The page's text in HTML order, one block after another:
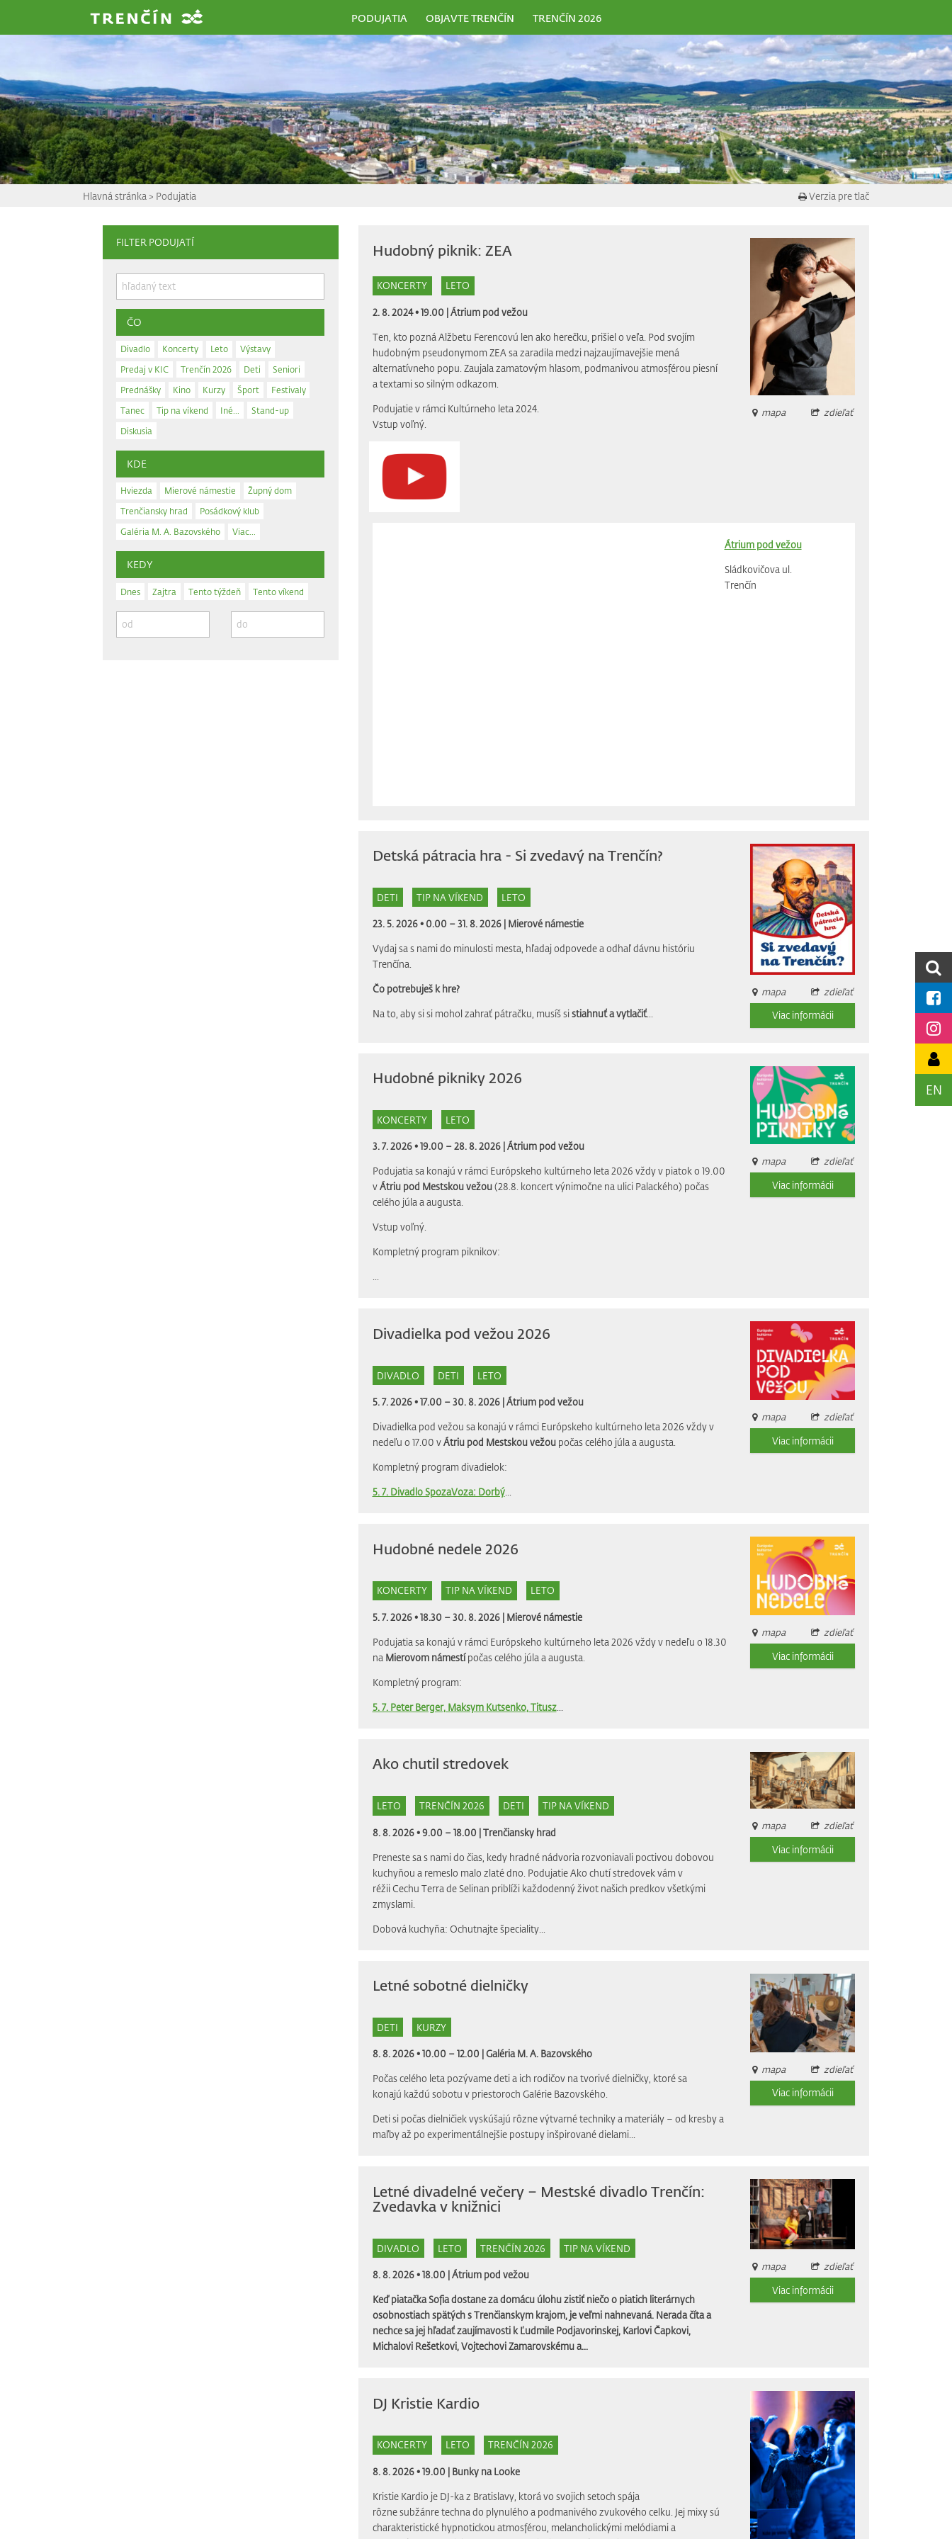
EN
PODUJATIA OBJAVTE TRENČÍN TRENČÍN 2026
Hlavná stránka > Podujatia Verzia pre tlač
FILTER PODUJATÍ
ČO
Divadlo Koncerty Leto
Výstavy
Predaj v KIC
Trenčín 2026 Deti
Seniori
Prednášky
Kino Kurzy Šport
Festivaly
Tanec
Tip na víkend Iné...
Stand-up
Diskusia
KDE
Hviezda Mierové námestie
Župný dom
Trenčiansky hrad
Posádkový klub
Galéria M. A. Bazovského
Viac...
KEDY
Dnes Zajtra Tento týždeň Tento víkend
Hudobný piknik: ZEA
KONCERTY LETO
2. 8. 2024 • 19.00 |Átrium pod vežou
Ten, kto pozná Alžbetu Ferencovú len ako herečku, prišiel o veľa. Pod svojím
hudobným pseudonymom ZEA sa zaradila medzi najzaujímavejšie mená
alternatívneho popu. Zaujala zamatovým hlasom, podmanivou atmosférou piesní
a textami so silným odkazom.
Podujatie v rámci Kultúrneho leta 2024.
Vstup voľný.
mapa zdieľať
Átrium pod vežou
Sládkovičova ul.
Trenčín
Detská pátracia hra - Si zvedavý na Trenčín?
DETI TIP NA VÍKEND LETO
23. 5. 2026 • 0.00 – 31. 8. 2026 | Mierové námestie
Vydaj sa s nami do minulosti mesta, hľadaj odpovede a odhaľ dávnu históriu
Trenčína.
Čo potrebuješ k hre?
Na to, aby si si mohol zahrať pátračku, musíš sistiahnuť a vytlačiť...
mapa
zdieľať
Viac informácii
Hudobné pikniky 2026
KONCERTY LETO
3. 7. 2026 • 19.00 – 28. 8. 2026 |Átrium pod vežou
Podujatia sa konajú v rámci Európskeho kultúrneho leta 2026 vždy v piatok o 19.00
vÁtriu pod Mestskou vežou(28.8. koncert výnimočne na ulici Palackého) počas
celého júla a augusta.
Vstup voľný.
Kompletný program piknikov:
mapa
zdieľať
Viac informácii
Divadielka pod vežou 2026
DIVADLO DETI LETO
5. 7. 2026 • 17.00 – 30. 8. 2026 |Átrium pod vežou
Divadielka pod vežou sa konajú v rámci Európskeho kultúrneho leta 2026 vždy v
nedeľu o 17.00 vÁtriu pod Mestskou vežoupočas celého júla a augusta.
Kompletný program divadielok:
5. 7. Divadlo SpozaVoza: Dorbý...
mapa
zdieľať
Viac informácii
Hudobné nedele 2026
KONCERTY TIP NA VÍKEND LETO
5. 7. 2026 • 18.30 – 30. 8. 2026 | Mierové námestie
Podujatia sa konajú v rámci Európskeho kultúrneho leta 2026 vždy v nedeľu o 18.30
na Mierovom námestípočas celého júla a augusta.
Kompletný program:
5. 7. Peter Berger, Maksym Kutsenko, Titusz...
mapa
zdieľať
Viac informácii
Ako chutil stredovek
LETO TRENČÍN 2026 DETI TIP NA VÍKEND
8. 8. 2026 • 9.00 – 18.00 |Trenčiansky hrad
Preneste sa s nami do čias, kedy hradné nádvoria rozvoniavali poctivou dobovou
kuchyňou a remeslo malo zlaté dno. Podujatie Ako chutí stredovek vám v
réžii Cechu Terra de Selinan priblíži každodenný život našich predkov všetkými
zmyslami.
Dobová kuchyňa: Ochutnajte špeciality...
mapa
zdieľať
Viac informácii
Letné sobotné dielničky
DETI KURZY
8. 8. 2026 • 10.00 – 12.00 |Galéria M. A. Bazovského
Počas celého leta pozývame deti a ich rodičov na tvorivé dielničky, ktoré sa
konajú každú sobotu v priestoroch Galérie Bazovského.
Deti si počas dielničiek vyskúšajú rôzne výtvarné techniky a materiály – od kresby a
maľby až po experimentálnejšie postupy inšpirované dielami...
mapa
zdieľať
Viac informácii
Letné divadelné večery – Mestské divadlo Trenčín:
Zvedavka v knižnici
DIVADLO LETO TRENČÍN 2026 TIP NA VÍKEND
8. 8. 2026 • 18.00 |Átrium pod vežou
Keď piatačka Sofia dostane za domácu úlohu zistiť niečo o piatich literárnych
osobnostiach spätých s Trenčianskym krajom, je veľmi nahnevaná. Nerada číta a
nechce sa jej hľadať zaujímavosti k Ľudmile Podjavorinskej, Karlovi Čapkovi,
Michalovi Rešetkovi, Vojtechovi Zamarovskému a...
mapa
zdieľať
Viac informácii
DJ Kristie Kardio
KONCERTY LETO TRENČÍN 2026
8. 8. 2026 • 19.00 | Bunky na Looke
Kristie Kardio je DJ-ka z Bratislavy, ktorá vo svojich setoch spája
rôzne subžánre techna do plynulého a podmanivého zvukového celku. Jej mixy sú
charakteristické hypnotickou atmosférou, melancholickými melódiami a